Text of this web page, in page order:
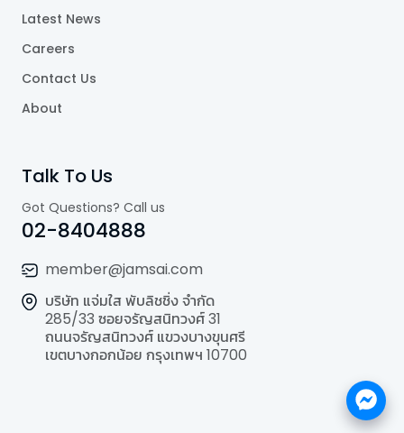
Latest News
Careers
Contact Us
About
Talk To Us
Got Questions? Call us
02-8404888
member@jamsai.com
บริษัท แจ่มใส พับลิชชิ่ง จำกัด
285/33 ซอยจรัญสนิทวงศ์ 31
ถนนจรัญสนิทวงศ์ แขวงบางขุนศรี
เขตบางกอกน้อย กรุงเทพฯ 10700